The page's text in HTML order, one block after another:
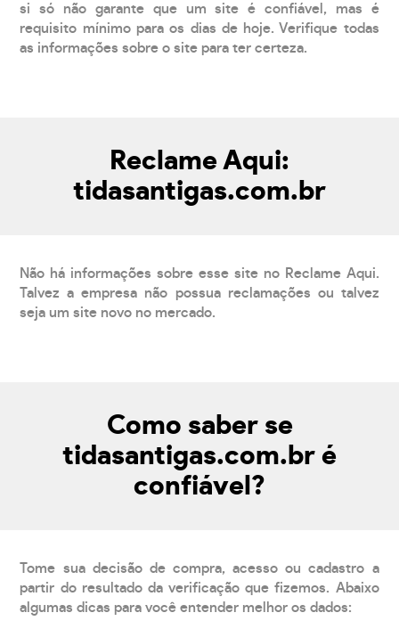
si só não garante que um site é confiável, mas é
requisito mínimo para os dias de hoje. Verifique todas
as informações sobre o site para ter certeza.
Reclame Aqui:
tidasantigas.com.br
Não há informações sobre esse site no Reclame Aqui.
Talvez a empresa não possua reclamações ou talvez
seja um site novo no mercado.
Como saber se
tidasantigas.com.br é
confiável?
Tome sua decisão de compra, acesso ou cadastro a
partir do resultado da verificação que fizemos. Abaixo
algumas dicas para você entender melhor os dados: